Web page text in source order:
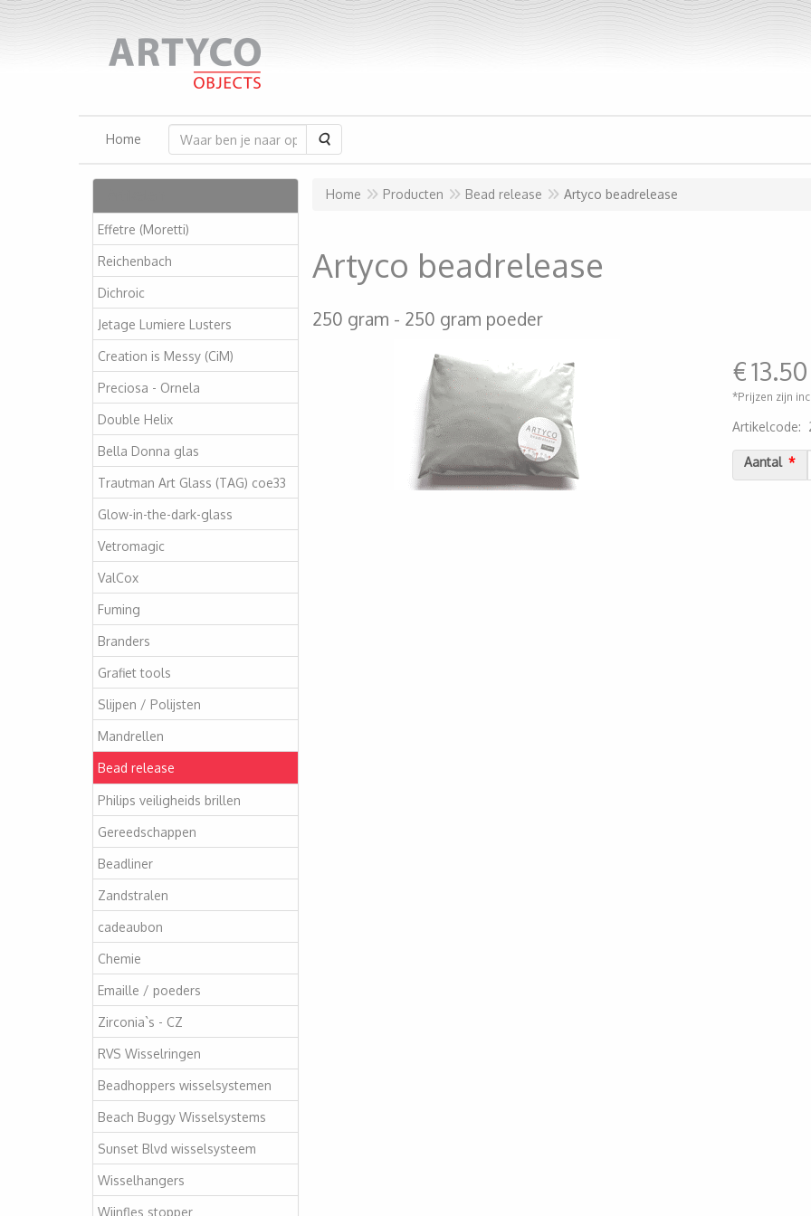
Home Zoeken
Effetre (Moretti)
Reichenbach
Dichroic
Jetage Lumiere Lusters
Creation is Messy (CiM)
Preciosa - Ornela
Double Helix
Bella Donna glas
Trautman Art Glass (TAG) coe33
Glow-in-the-dark-glass
Vetromagic
ValCox
Fuming
Branders
Grafiet tools
Slijpen / Polijsten
Mandrellen
Bead release
Philips veiligheids brillen
Gereedschappen
Beadliner
Zandstralen
cadeaubon
Chemie
Emaille / poeders
Zirconia`s - CZ
RVS Wisselringen
Beadhoppers wisselsystemen
Beach Buggy Wisselsystems
Sunset Blvd wisselsysteem
Wisselhangers
Wijnfles stopper
Home Producten Bead release Artyco beadrelease
Artyco beadrelease
250 gram 250 gram poeder
€13.50
*Prijzen zijn
Artikelcode:
Aantal